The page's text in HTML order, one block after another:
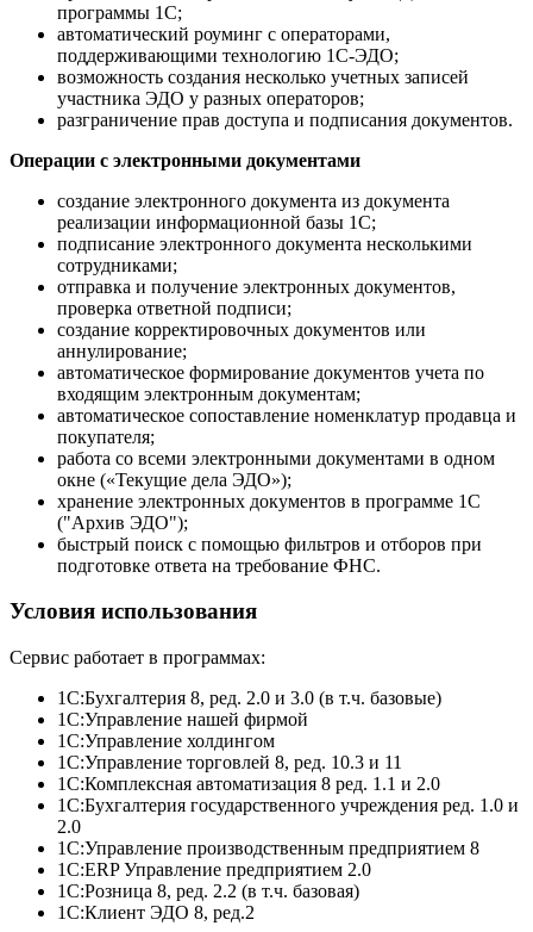
программы 1С;
автоматический роуминг с операторами,
поддерживающими технологию 1С-ЭДО;
возможность создания несколько учетных записей
участника ЭДО у разных операторов;
разграничение прав доступа и подписания документов.
Операции с электронными документами
создание электронного документа из документа
реализации информационной базы 1С;
подписание электронного документа несколькими
сотрудниками;
отправка и получение электронных документов,
проверка ответной подписи;
создание корректировочных документов или
аннулирование;
автоматическое формирование документов учета по
входящим электронным документам;
автоматическое сопоставление номенклатур продавца и
покупателя;
работа со всеми электронными документами в одном
окне («Текущие дела ЭДО»);
хранение электронных документов в программе 1С
("Архив ЭДО");
быстрый поиск с помощью фильтров и отборов при
подготовке ответа на требование ФНС.
Условия использования
Сервис работает в программах:
1С:Бухгалтерия 8, ред. 2.0 и 3.0 (в т.ч. базовые)
1C:Управление нашей фирмой
1C:Управление холдингом
1С:Управление торговлей 8, ред. 10.3 и 11
1С:Комплексная автоматизация 8 ред. 1.1 и 2.0
1С:Бухгалтерия государственного учреждения ред. 1.0 и
2.0
1С:Управление производственным предприятием 8
1C:ERP Управление предприятием 2.0
1С:Розница 8, ред. 2.2 (в т.ч. базовая)
1С:Клиент ЭДО 8, ред.2